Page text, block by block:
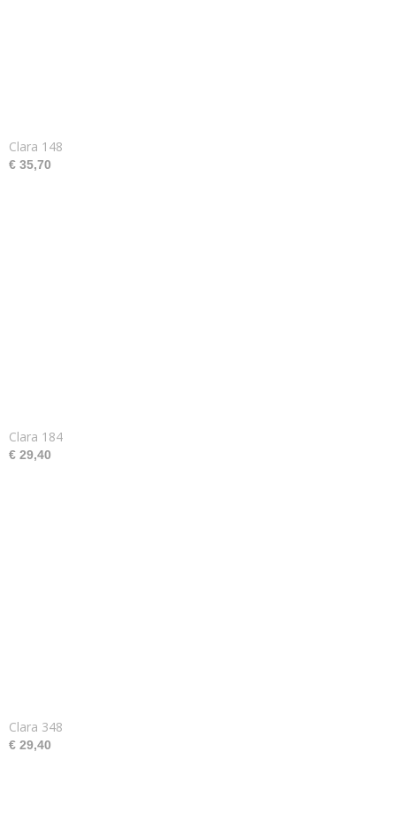
Clara 148
€ 35,70
Clara 184
€ 29,40
Clara 348
€ 29,40